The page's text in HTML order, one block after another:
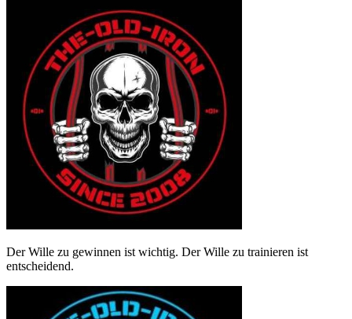
Der Wille zu gewinnen ist wichtig. Der Wille zu trainieren ist
entscheidend.